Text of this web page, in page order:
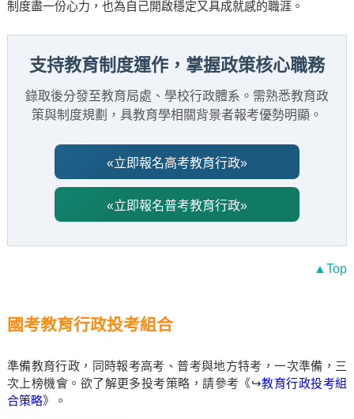
制度盡一份心力，也為自己開啟穩定又具成就感的職涯。
支持教育制度運作，掌握政策核心職務
錄取後分發至教育局處、學校行政體系。需熟悉教育政
策與制度規劃，具教育學相關背景者報考優勢明顯。
«立即報名高考教育行政»
«立即報名普考教育行政»
▲Top
國考教育行政投考組合
準備教育行政，同時報考高考、普考與地方特考，一次準備，三
次上榜機會。欲了解更多投考策略，請參考《↪教育行政投考組
合策略》。